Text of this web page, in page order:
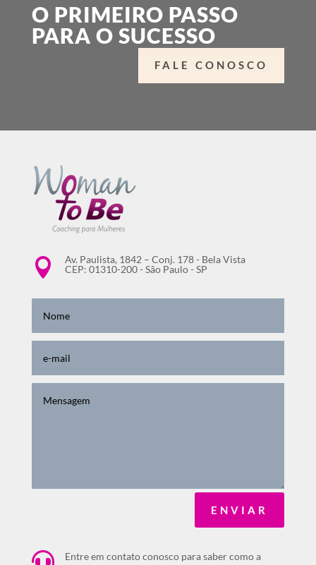
O PRIMEIRO PASSO
PARA O SUCESSO
FALE CONOSCO

Av. Paulista, 1842 – Conj. 178 - Bela Vista
CEP: 01310-200 - São Paulo - SP
ENVIAR
Entre em contato conosco para saber como a